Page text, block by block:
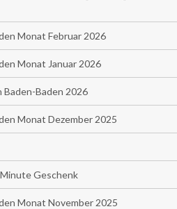
Monat Februar 2026
Monat Januar 2026
Baden-Baden 2026
Monat Dezember 2025
Geschenk
Monat November 2025